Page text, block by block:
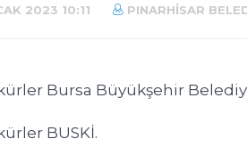
2023 10:11 PINARHISAR
Bursa Büyükşehir
BUSKİ.